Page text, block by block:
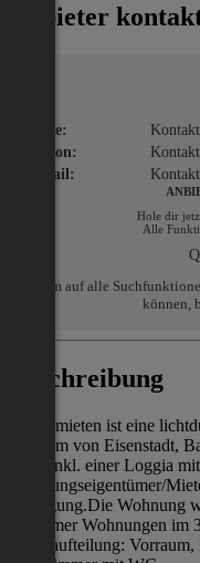
Anbieter
Name:
Telefon:
E-Mail:
Hole dir
Alle
Um auf alle
können,
Beschreibung
Zu vermieten ist eine
Zentrum von Eisenstadt,
80m² inkl. einer Loggia
Wohnungseigentümer/
Verfügung.Die Wohnung
3 Zimmer Wohnungen
Raumaufteilung: